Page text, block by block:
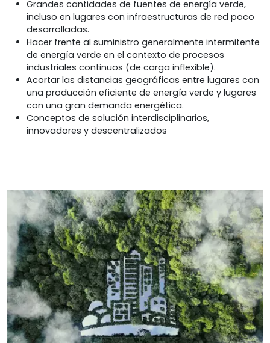
Grandes cantidades de fuentes de energía verde,
incluso en lugares con infraestructuras de red poco
desarrolladas.
Hacer frente al suministro generalmente intermitente
de energía verde en el contexto de procesos
industriales continuos (de carga inflexible).
Acortar las distancias geográficas entre lugares con
una producción eficiente de energía verde y lugares
con una gran demanda energética.
Conceptos de solución interdisciplinarios,
innovadores y descentralizados